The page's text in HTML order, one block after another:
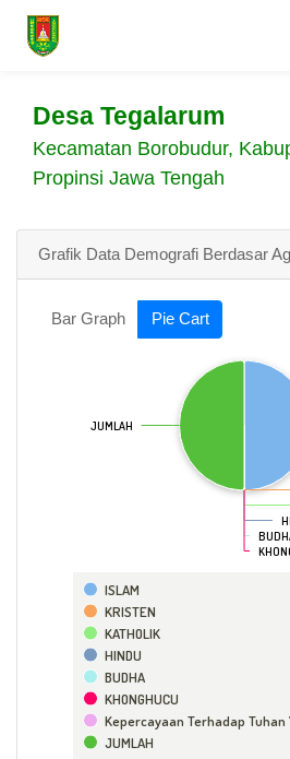
Desa Tegalarum
Kecamatan Borobudur,
Propinsi Jawa Tengah
Grafik Data Demografi Berdasar
Bar Graph Pie Cart
JUMLAH
JUMLAH
ISLAM
KRISTEN
KATHOLIK
HINDU
BUDHA
KHONGHUCU
Kepercayaan Terhadap Tuhan
JUMLAH